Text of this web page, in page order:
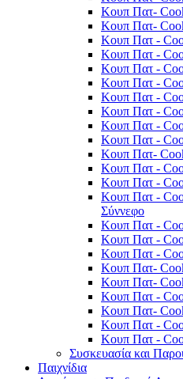
Κουπ Πατ-
Κουπ Πατ-
Κουπ Πατ -
Κουπ Πατ -
Κουπ Πατ -
Κουπ Πατ -
Κουπ Πατ -
Κουπ Πατ -
Κουπ Πατ -
Κουπ Πατ -
Κουπ Πατ-
Κουπ Πατ -
Κουπ Πατ -
Κουπ Πατ -
Σύννεφο
Κουπ Πατ -
Κουπ Πατ -
Κουπ Πατ -
Κουπ Πατ-
Κουπ Πατ-
Κουπ Πατ -
Κουπ Πατ-
Κουπ Πατ -
Κουπ Πατ -
Συσκευασία και
Παιχνίδια